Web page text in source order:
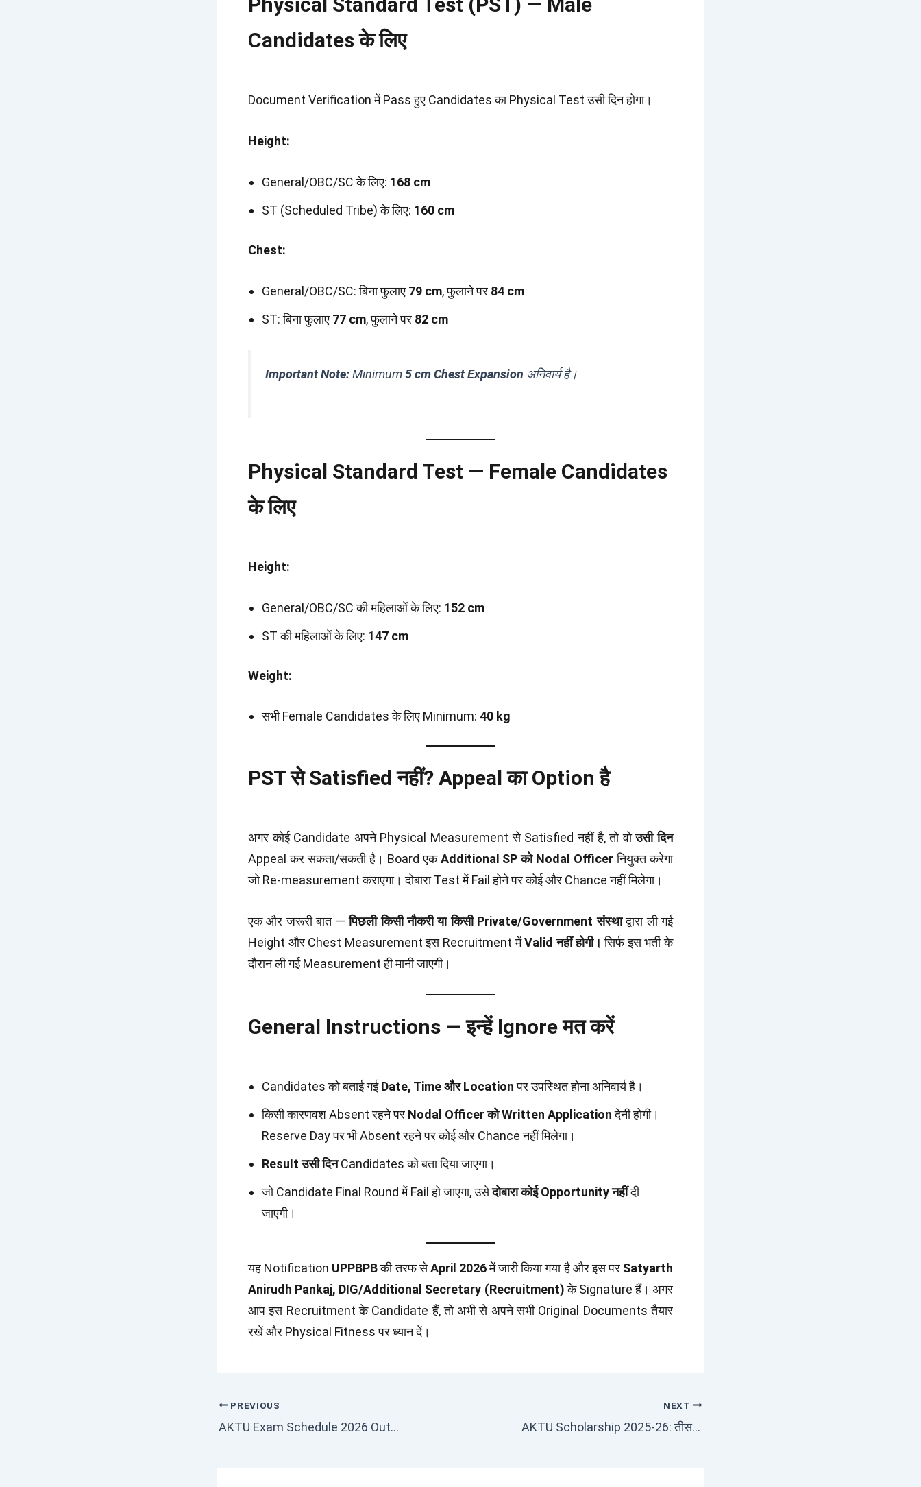
Candidates के लिए
Document Verification में Pass हुए Candidates का Physical Test उसी दिन होगा।
Height:
General/OBC/SC के लिए: 168 cm
ST (Scheduled Tribe) के लिए: 160 cm
Chest:
General/OBC/SC: बिना फुलाए 79 cm, फुलाने पर 84 cm
ST: बिना फुलाए 77 cm, फुलाने पर 82 cm
Important Note:Minimum5 cm Chest Expansion अनिवार्य है।
Physical Standard Test — Female Candidates
के लिए
Height:
General/OBC/SC की महिलाओं के लिए: 152 cm
ST की महिलाओं के लिए: 147 cm
Weight:
सभी Female Candidates के लिए Minimum: 40 kg
PST से Satisfied नहीं? Appeal का Option है
अगर कोई Candidate अपने Physical Measurement से Satisfied नहीं है, तो वोउसी दिन
Appeal कर सकता/सकती है। Board एकAdditional SP को Nodal Officerनियुक्त करेगा
जो Re-measurement कराएगा। दोबारा Test में Fail होने पर कोई और Chance नहीं मिलेगा।
एक और जरूरी बात —पिछली किसी नौकरी या किसी Private/Government संस्थाद्वारा ली गई
Height और Chest Measurement इस Recruitment मेंValid नहीं होगी। सिर्फ इस भर्ती के
दौरान ली गई Measurement ही मानी जाएगी।
General Instructions — इन्हें Ignore मत करें
Candidates को बताई गईDate, Time और Locationपर उपस्थित होना अनिवार्य है।
किसी कारणवश Absent रहने पर Nodal Officer को Written Applicationदेनी होगी।
Reserve Day पर भी Absent रहने पर कोई और Chance नहीं मिलेगा।
Result उसी दिनCandidates को बता दिया जाएगा।
जो Candidate Final Round में Fail हो जाएगा, उसेदोबारा कोई Opportunity नहींदी
जाएगी।
यह Notification UPPBPBकी तरफ सेApril 2026में जारी किया गया है और इस पर Satyarth
Anirudh Pankaj, DIG/Additional Secretary (Recruitment)के Signature हैं। अगर
आप इस Recruitment के Candidate हैं, तो अभी से अपने सभी Original Documents तैयार
रखें और Physical Fitness पर ध्यान दें।
PREVIOUS
AKTU Exam Schedule 2026 Out: Download Here
NEXT
AKTU Scholarship 2025-26: तीसरे चरण का Verification शुरू